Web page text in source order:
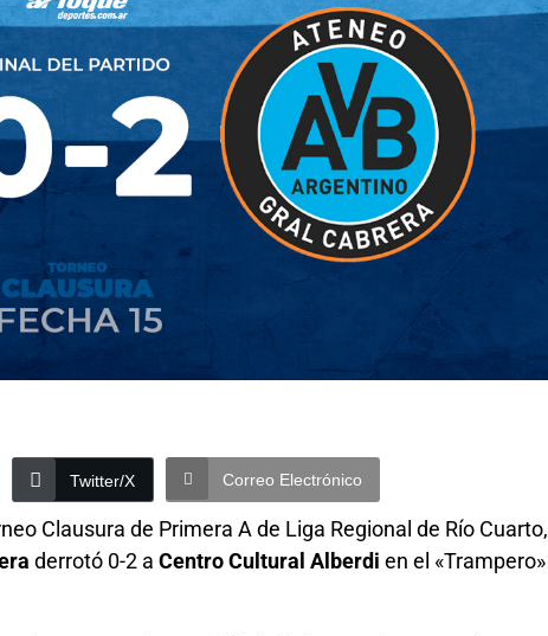
Twitter/X Correo Electrónico
Clausura de Primera A de Liga Regional de Río Cuarto,
derrotó 0-2 a Centro Cultural Alberdi en el «Trampero»